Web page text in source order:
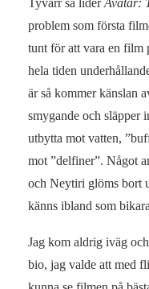
problem som första
tunt för att vara en film
hela tiden
är så kommer känslan
smygande och släpper
utbytta mot vatten,
mot ”delfiner”. Något
och Neytiri glöms bort
känns ibland som
Jag kom aldrig iväg
bio, jag valde att med